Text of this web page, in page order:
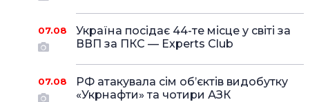
07.08
Україна посідає 44-те місце у світі за
ВВП за ПКС — Experts Club
07.08
РФ атакувала сім об’єктів видобутку
«Укрнафти» та чотири АЗК